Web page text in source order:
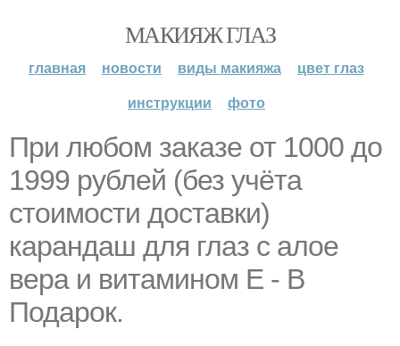
МАКИЯЖ ГЛАЗ
главная новости виды макияжа
цвет глаз
инструкции
фото
При любом заказе от 1000 до
1999 рублей (без учёта
стоимости доставки)
карандаш для глаз с алое
вера и витамином Е - В
Подарок.